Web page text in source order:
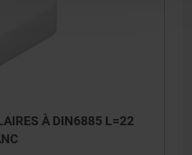
À DIN6885 L=22